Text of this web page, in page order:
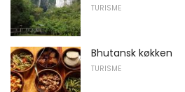
TURISME
Bhutansk køkken
TURISME